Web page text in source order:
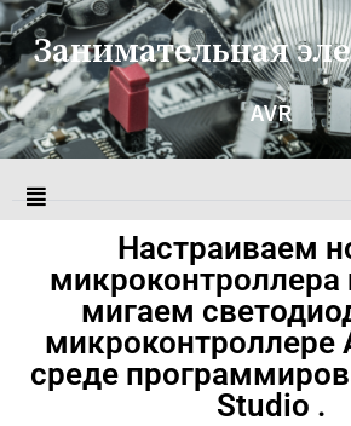
Занимательная
AVR
Настраиваем
микроконтроллера
мигаем
микроконтроллере
среде
Studio .